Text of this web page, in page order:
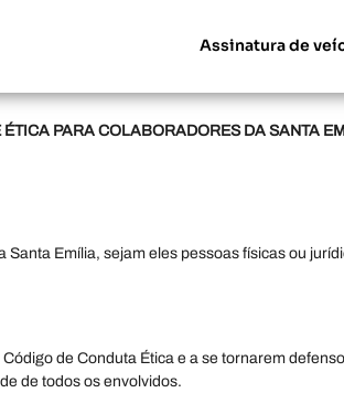
Assinatura de
ÉTICA PARA COLABORADORES DA SANTA
Emília, sejam eles pessoas físicas ou
de Conduta Ética e a se tornarem
de todos os envolvidos.